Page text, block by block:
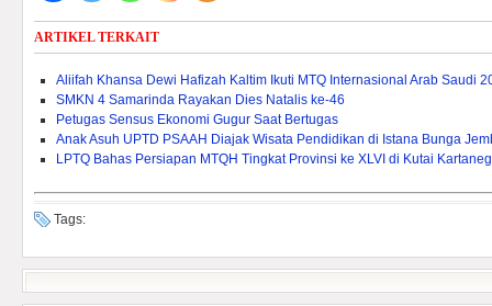
ARTIKEL TERKAIT
Aliifah Khansa Dewi Hafizah Kaltim Ikuti MTQ Internasional Arab Saudi
SMKN 4 Samarinda Rayakan Dies Natalis ke-46
Petugas Sensus Ekonomi Gugur Saat Bertugas
Anak Asuh UPTD PSAAH Diajak Wisata Pendidikan di Istana Bunga
LPTQ Bahas Persiapan MTQH Tingkat Provinsi ke XLVI di Kutai
Tags: